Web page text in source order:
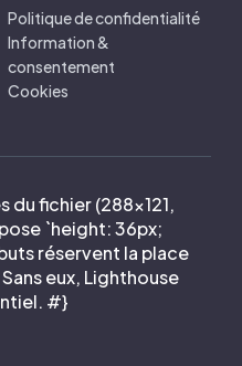
Politique de confidentialité
Information &
consentement
Cookies
du fichier (288×121,
`height: 36px;
réservent la place
eux, Lighthouse
#}